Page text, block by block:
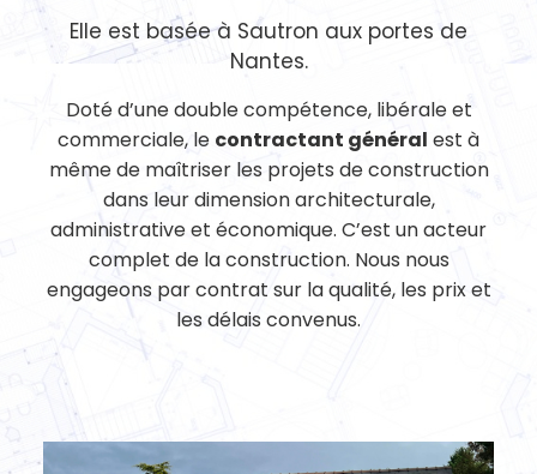
Elle est basée à Sautron aux portes de
Nantes.
Doté d’une double compétence, libérale et
commerciale, le contractant général est à
même de maîtriser les projets de construction
dans leur dimension architecturale,
administrative et économique. C’est un acteur
complet de la construction. Nous nous
engageons par contrat sur la qualité, les prix et
les délais convenus.